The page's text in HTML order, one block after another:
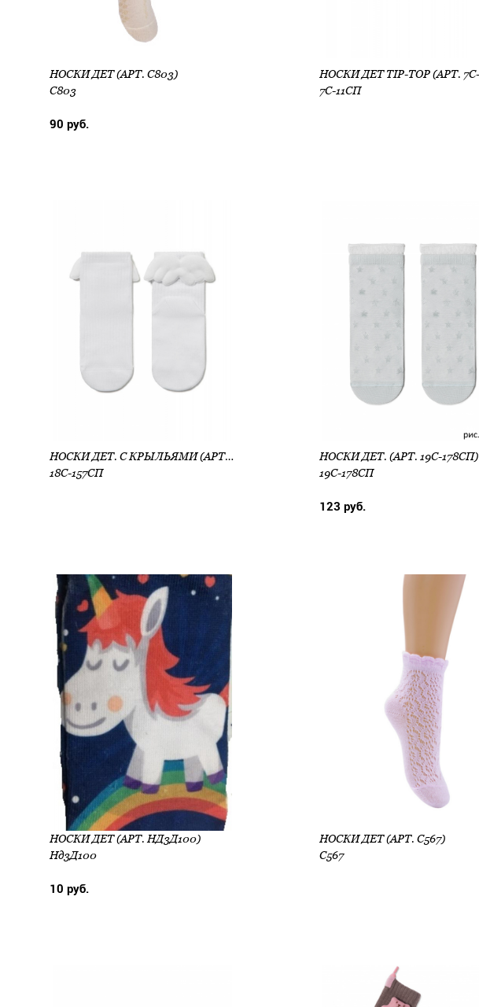
НОСКИ ДЕТ (АРТ. С803)
С803
90 руб.
7С-11СП
НОСКИ ДЕТ. С КРЫЛЬЯМИ (АРТ. 18С-157СП)
18С-157СП
НОСКИ ДЕТ. (АРТ. 19С-178СП)
19С-178СП
123 руб.
НОСКИ ДЕТ (АРТ. НД3Д100)
Нд3Д100
10 руб.
НОСКИ ДЕТ (АРТ. С567)
С567